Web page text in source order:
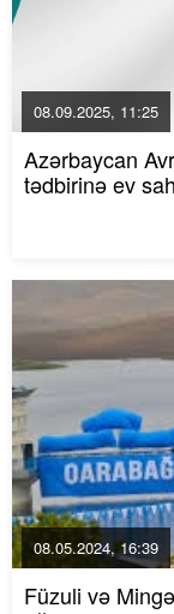
08.09.2025, 11:25
Azərbaycan
tədbirinə ev
08.05.2024, 16:39
Füzuli və